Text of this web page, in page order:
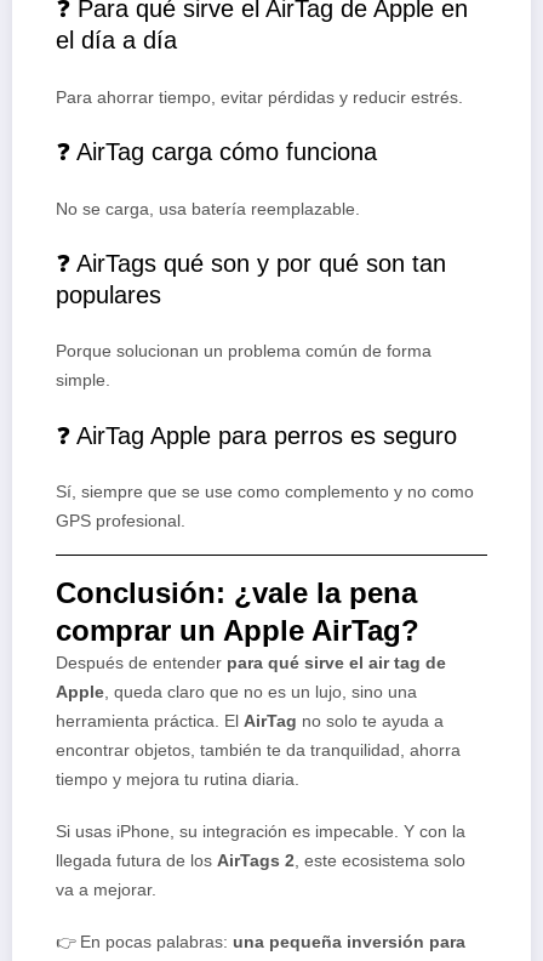
❓ Para qué sirve el AirTag de Apple en
el día a día
Para ahorrar tiempo, evitar pérdidas y reducir estrés.
❓ AirTag carga cómo funciona
No se carga, usa batería reemplazable.
❓ AirTags qué son y por qué son tan
populares
Porque solucionan un problema común de forma
simple.
❓ AirTag Apple para perros es seguro
Sí, siempre que se use como complemento y no como
GPS profesional.
Conclusión: ¿vale la pena
comprar un Apple AirTag?
Después de entender para qué sirve el air tag de
Apple, queda claro que no es un lujo, sino una
herramienta práctica. El AirTag no solo te ayuda a
encontrar objetos, también te da tranquilidad, ahorra
tiempo y mejora tu rutina diaria.
Si usas iPhone, su integración es impecable. Y con la
llegada futura de los AirTags 2, este ecosistema solo
va a mejorar.
👉 En pocas palabras: una pequeña inversión para